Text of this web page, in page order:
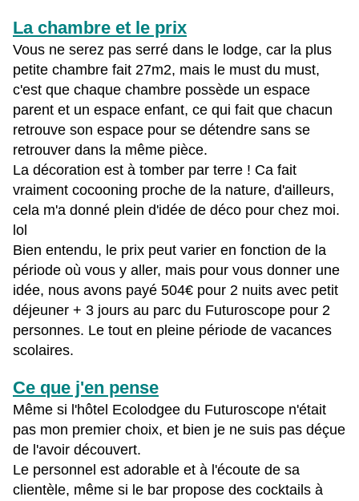
La chambre et le prix
Vous ne serez pas serré dans le lodge, car la plus
petite chambre fait 27m2, mais le must du must,
c'est que chaque chambre possède un espace
parent et un espace enfant, ce qui fait que chacun
retrouve son espace pour se détendre sans se
retrouver dans la même pièce.
La décoration est à tomber par terre ! Ca fait
vraiment cocooning proche de la nature, d'ailleurs,
cela m'a donné plein d'idée de déco pour chez moi.
lol
Bien entendu, le prix peut varier en fonction de la
période où vous y aller, mais pour vous donner une
idée, nous avons payé 504€ pour 2 nuits avec petit
déjeuner + 3 jours au parc du Futuroscope pour 2
personnes. Le tout en pleine période de vacances
scolaires.
Ce que j'en pense
Même si l'hôtel Ecolodgee du Futuroscope n'était
pas mon premier choix, et bien je ne suis pas déçue
de l'avoir découvert.
Le personnel est adorable et à l'écoute de sa
clientèle, même si le bar propose des cocktails à